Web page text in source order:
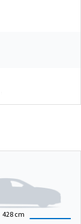
428 cm